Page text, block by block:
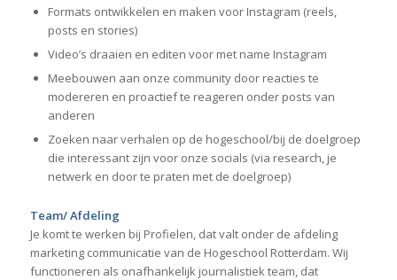
Formats ontwikkelen en maken voor Instagram (reels,
posts en stories)
Video’s draaien en editen voor met name Instagram
Meebouwen aan onze community door reacties te
modereren en proactief te reageren onder posts van
anderen
Zoeken naar verhalen op de hogeschool/bij de doelgroep
die interessant zijn voor onze socials (via research, je
netwerk en door te praten met de doelgroep)
Team/ Afdeling
Je komt te werken bij Profielen, dat valt onder de afdeling
marketing communicatie van de Hogeschool Rotterdam. Wij
functioneren als onafhankelijk journalistiek team, dat